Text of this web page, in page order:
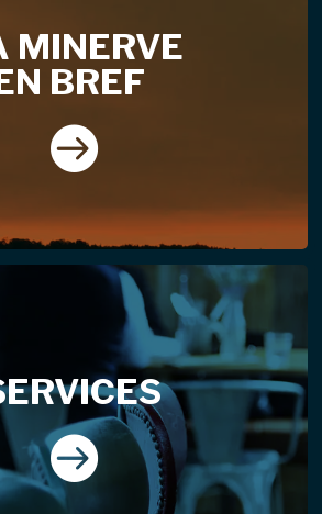
MINERVE
BREF

